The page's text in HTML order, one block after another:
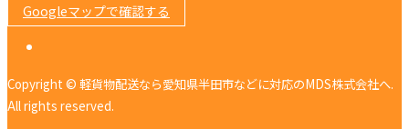
Googleマップで確認する
Copyright © 軽貨物配送なら愛知県半田市などに対応のMDS株式会社へ.
All rights reserved.